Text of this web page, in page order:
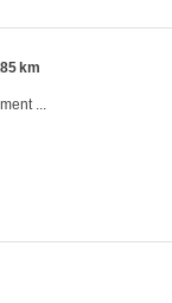
km
...